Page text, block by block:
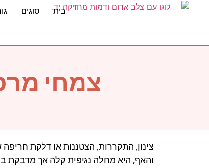
בית סוגים
צמחי
צינון, התקררות, הצטננות או דלקת חריפה
והאף, היא מחלה נגיפית קלה אך מדבקת